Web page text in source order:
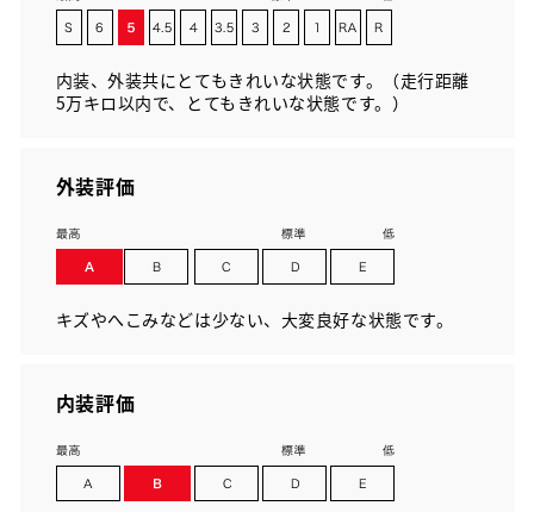
内装、外装共にとてもきれいな状態です。（走行距離
5万キロ以内で、とてもきれいな状態です。）
外装評価
キズやへこみなどは少ない、大変良好な状態です。
内装評価